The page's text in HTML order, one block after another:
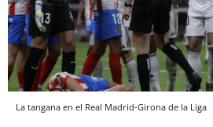
La tangana en el Real Madrid-Girona de la Liga